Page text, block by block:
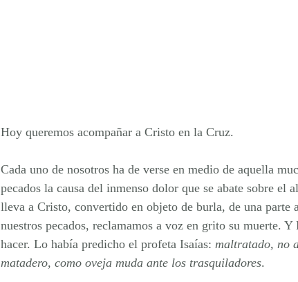
Hoy queremos acompañar a Cristo en la Cruz.
Cada uno de nosotros ha de verse en medio de aquella
pecados la causa del inmenso dolor que se abate sobre el
lleva a Cristo, convertido en objeto de burla, de una parte
nuestros pecados, reclamamos a voz en grito su muerte.
hacer. Lo había predicho el profeta Isaías: maltratado, no
matadero, como oveja muda ante los trasquiladores.